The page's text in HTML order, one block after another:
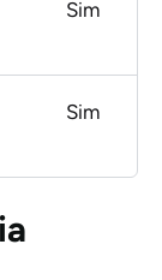
Sim
Sim